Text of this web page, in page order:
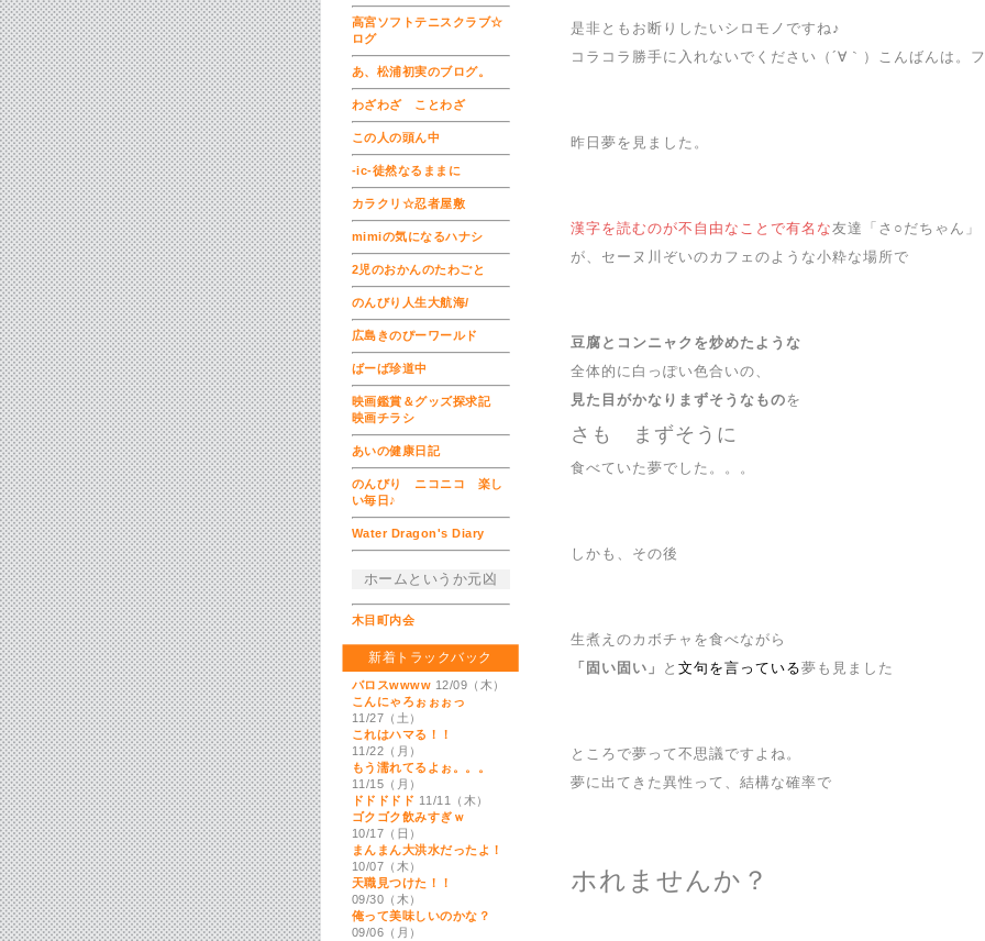
高宮ソフトテニスクラブ☆
ログ
あ、松浦初実のブログ。
わざわざ ことわざ
この人の頭ん中
-ic-徒然なるままに
カラクリ☆忍者屋敷
mimiの気になるハナシ
2児のおかんのたわごと
のんびり人生大航海/
広島きのぴーワールド
ばーば珍道中
映画鑑賞＆グッズ探求記
映画チラシ
あいの健康日記
のんびり ニコニコ 楽し
い毎日♪
Water Dragon's Diary
ホームというか元凶
木目町内会
新着トラックバック
バロスwwww 12/09（木）
こんにゃろぉぉぉっ
11/27（土）
これはハマる！！
11/22（月）
もう濡れてるよぉ。。。
11/15（月）
ドドドドド 11/11（木）
ゴクゴク飲みすぎｗ
10/17（日）
まんまん大洪水だったよ！
10/07（木）
天職見つけた！！
09/30（木）
俺って美味しいのかな？
09/06（月）
是非ともお断りしたいシロモノですね♪
コラコラ勝手に入れないでください（´∀｀）こんばんは。
昨日夢を見ました。
漢字を読むのが不自由なことで有名な友達「さ○だちゃん」
が、セーヌ川ぞいのカフェのような小粋な場所で
豆腐とコンニャクを炒めたような
全体的に白っぽい色合いの、
見た目がかなりまずそうなものを
さも まずそうに
食べていた夢でした。。。
しかも、その後
生煮えのカボチャを食べながら
「固い固い」
と 文句を言っている夢も見ました
ところで夢って不思議ですよね。
夢に出てきた異性って、結構な確率で
ホれませんか？